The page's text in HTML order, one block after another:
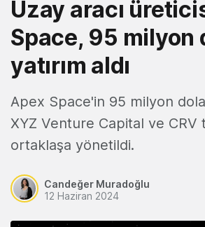
Uzay aracı
Space, 95 milyon
yatırım aldı
Apex Space'in 95 milyon
XYZ Venture Capital ve CRV
ortaklaşa yönetildi.
Candeğer Muradoğlu
12 Haziran 2024